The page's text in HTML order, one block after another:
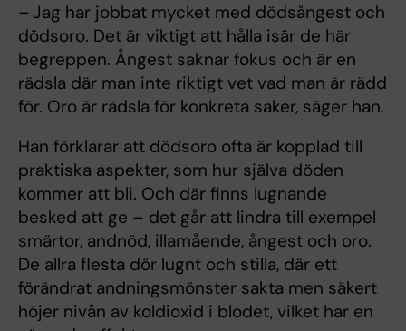
– Jag har jobbat mycket med dödsångest och
dödsoro. Det är viktigt att hålla isär de här
begreppen. Ångest saknar fokus och är en
rädsla där man inte riktigt vet vad man är rädd
för. Oro är rädsla för konkreta saker, säger han.
Han förklarar att dödsoro ofta är kopplad till
praktiska aspekter, som hur själva döden
kommer att bli. Och där finns lugnande
besked att ge – det går att lindra till exempel
smärtor, andnöd, illamående, ångest och oro.
De allra flesta dör lugnt och stilla, där ett
förändrat andningsmönster sakta men säkert
höjer nivån av koldioxid i blodet, vilket har en